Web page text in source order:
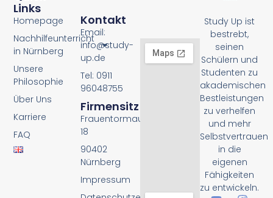
Study Up ist
bestrebt,
seinen
Schülern und
Studenten zu
akademischen
Bestleistungen
zu verhelfen
und mehr
Selbstvertrauen
in die
eigenen
Fähigkeiten
zu entwickeln.
Links
Homepage
Nachhilfeunterricht
in Nürnberg
Unsere
Philosophie
Über Uns
Karriere
FAQ
Kontakt
Email:
info@study-
up.de
Tel: 0911
96048755
Firmensitz
Frauentormauer
18
90402
Nürnberg
Impressum